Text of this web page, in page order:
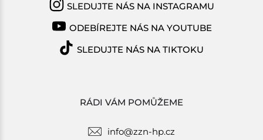
RÁDI VÁM POMŮŽEME
info@zzn-hp.cz
SLEDUJTE NÁS NA INSTAGRAMU
ODEBÍREJTE NÁS NA YOUTUBE
SLEDUJTE NÁS NA TIKTOKU